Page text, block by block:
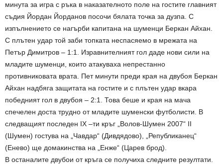
минута за игра с ръка в наказателното поле на гостите главният
съдия Йордан Йорданов посочи бялата точка за дузпа. С
изпълнението се нагърби капитана на шуменци Беркан Айхан.
С плътен удар той заби топката неспасяемо в мрежата на
Петър Димитров – 1:1. Изравнителният гол даде нови сили на
младите шуменци, които атакуваха непрестанно
противниковата врата. Пет минути преди края на двубоя Беркан
Айхан надбяга защитата на гостите и с плътен удар вкара
победният гол в двубоя – 2:1. Това беше и края на мача
спечелен доста трудно от младите шуменски футболисти. В
следващият последен IX –ти кръг „Волов-Шумен 2007“ II
(Шумен) гостува на „Чавдар“ (Дивдядово), „Републиканец“
(Енево) ще домакинства на „Енже“ (Царев брод).
В останалите двубои от кръга се получиха следните резултати.